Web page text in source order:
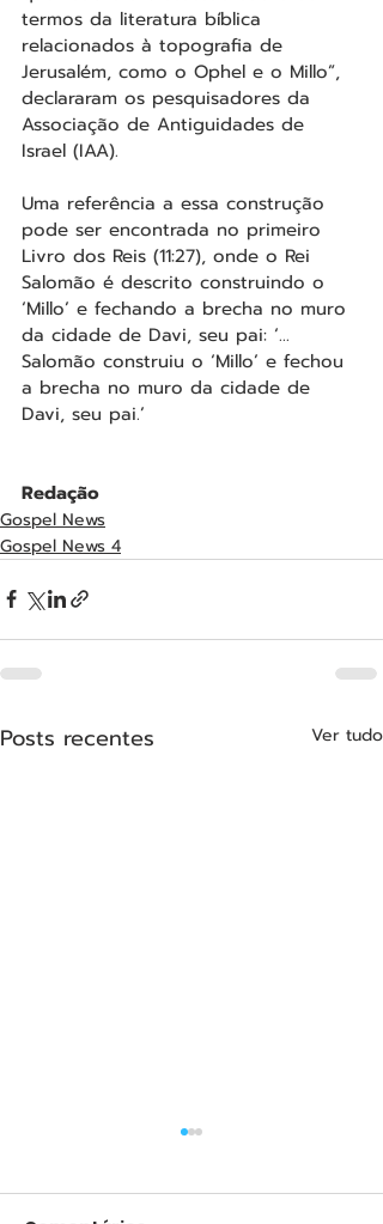
termos da literatura bíblica
relacionados à topografia de
Jerusalém, como o Ophel e o Millo”,
declararam os pesquisadores da
Associação de Antiguidades de
Israel (IAA).
Uma referência a essa construção
pode ser encontrada no primeiro
Livro dos Reis (11:27), onde o Rei
Salomão é descrito construindo o
‘Millo’ e fechando a brecha no muro
da cidade de Davi, seu pai: ‘...
Salomão construiu o ‘Millo’ e fechou
a brecha no muro da cidade de
Davi, seu pai.’
Redação
Gospel News
Gospel News 4
Posts recentes Ver tudo